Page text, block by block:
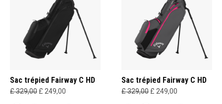
Sac trépied Fairway C HD
£ 329,00 £ 249,00
Sac trépied Fairway C HD
£ 329,00 £ 249,00